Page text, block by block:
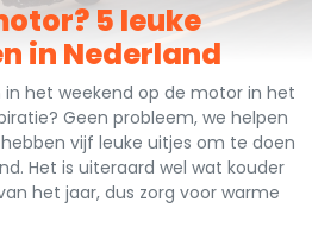
5 leuke
in Nederland
in het weekend op de motor in het
Geen probleem, we helpen
vijf leuke uitjes om te doen
Het is uiteraard wel wat kouder
het jaar, dus zorg voor warme